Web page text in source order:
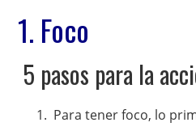
1. Foco
5 pasos para la
Para tener foco, lo